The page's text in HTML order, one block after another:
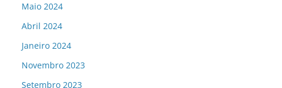
Maio 2024
Abril 2024
Janeiro 2024
Novembro 2023
Setembro 2023